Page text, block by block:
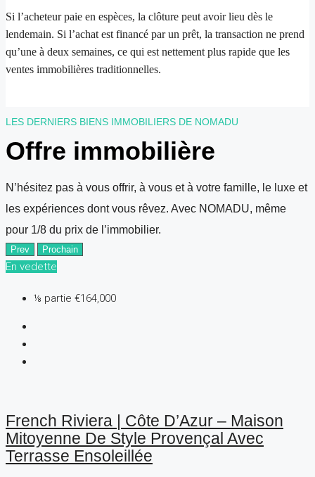
Si l’acheteur paie en espèces, la clôture peut avoir lieu dès le
lendemain. Si l’achat est financé par un prêt, la transaction ne prend
qu’une à deux semaines, ce qui est nettement plus rapide que les
ventes immobilières traditionnelles.
LES DERNIERS BIENS IMMOBILIERS DE NOMADU
Offre immobilière
N’hésitez pas à vous offrir, à vous et à votre famille, le luxe et
les expériences dont vous rêvez. Avec NOMADU, même
pour 1/8 du prix de l’immobilier.
Prev Prochain
En vedette
⅛ partie €164,000
French Riviera | Côte D’Azur – Maison
Mitoyenne De Style Provençal Avec
Terrasse Ensoleillée